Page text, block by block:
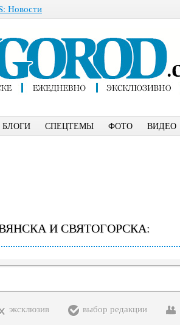
Новости
БЛОГИ СПЕЦТЕМЫ ФОТО ВИДЕО
И СВЯТОГОРСКА:
эксклюзив выбор редакции